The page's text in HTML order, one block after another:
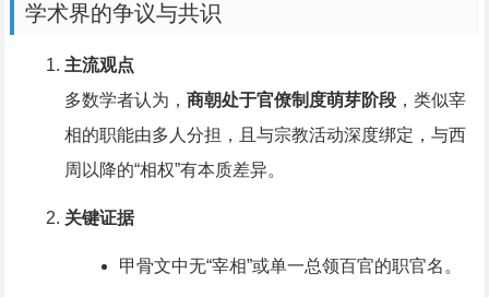
学术界的争议与共识
主流观点
多数学者认为， 商朝处于官僚制度萌芽阶段，类似宰
相的职能由多人分担，且与宗教活动深度绑定，与西
周以降的“相权”有本质差异。
关键证据
甲骨文中无“宰相”或单一总领百官的职官名。